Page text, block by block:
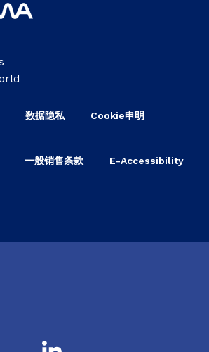
数据隐私 Cookie申明
一般销售条款 E-Accessibility